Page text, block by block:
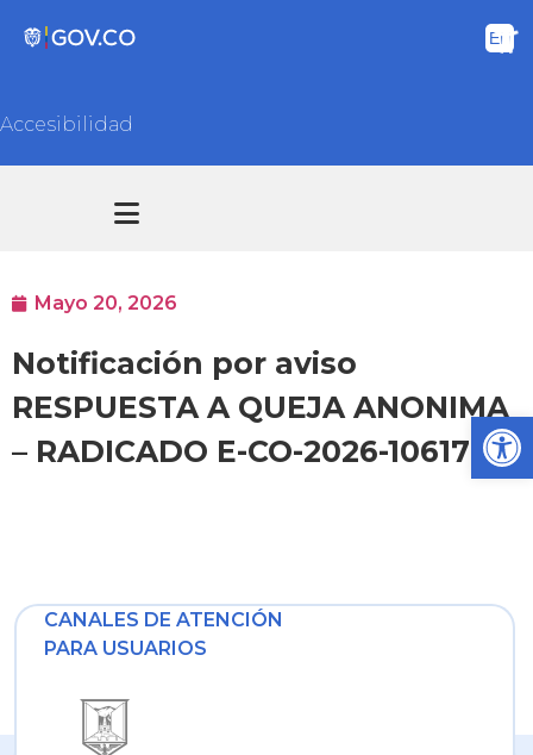
Accesibilidad
Mayo 20, 2026
Notificación por aviso
RESPUESTA A QUEJA ANONIMA
– RADICADO E-CO-2026-10617
CANALES DE ATENCIÓN
PARA USUARIOS